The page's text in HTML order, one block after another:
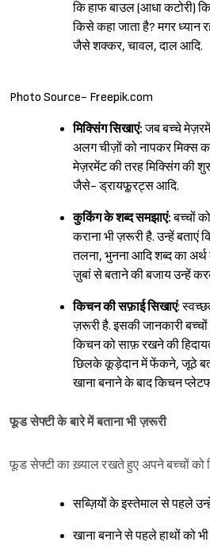
कि हाफ बाउल (आधा
किसे कहा जाता है? मगर
जैसे शक्कर, चावल, दाल आदि.
Photo Source- Freepik.com
मिक्सिंग सिखाएं:जब बच्चे
अलग चीज़ों को नापकर मिक्स
मेज़रमेंट की तरह मिक्सिंग की
जैसे- ड्रायफू्रट्स आदि.
कुकिंग के शब्द समझाएं:बच्चों
कराना भी ज़रूरी है. उन्हें बताएं
तलना, भुनना आदि शब्द का अर्थ
ज़ुबां से बताने की बजाय उन्हें
किचन की सफ़ाई सिखाएं:
ज़रूरी है. इसकी जानकारी
किचन को साफ़ रखने की
छिलके कूड़ेदान में फेंकने, जूठे
खाना बनाने के बाद किचन
फूडसेफ्टीकेबारेमेंबतानाभीज़रूरी
फूड सेफ्टी का ख़्याल रखते हुए अपने बच्चों को
सब्ज़ियों के इस्तेमाल से पहले
खाना बनाने से पहले हाथों को